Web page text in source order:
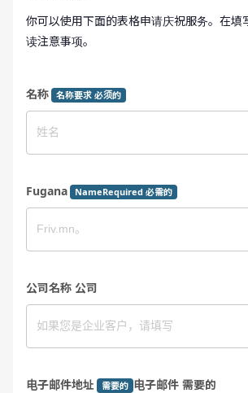
你可以使用下面的表格申请庆祝服务。在填
读注意事项。
名称 名称要求 必须的
Fugana NameRequired 必需的
公司名称 公司
电子邮件地址 需要的 电子邮件 需要的